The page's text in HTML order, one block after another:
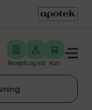
Recept
Log ind
Log ind Kurv
Open/close menu